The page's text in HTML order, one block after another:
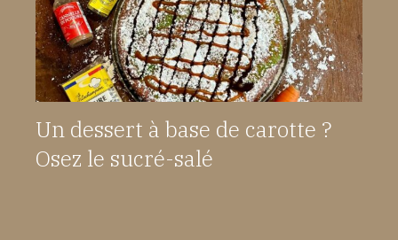
Un dessert à base de carotte ?
Osez le sucré-salé